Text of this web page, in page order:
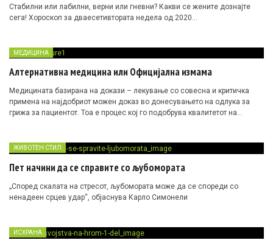
Стабилни или лабилни, верни или гневни? Какви се жените дознајте
сега! Хороскоп за дваесетивтората недела од 2020…
МЕДИЦИНА
Алтернативна медицина или Официјална измама
Медицината базирана на докази – лекување со совесна и критичка
примена на најдобриот можен доказ во донесувањето на одлука за
грижа за пациентот. Тоа е процес кој го подобрува квалитетот на
ЖИВОТЕН СТИЛ
Пет начини да се справите со љубомората
„Според скалата на стресот, љубомората може да се спореди со
ненадеен срцев удар“, објаснува Карло Симонели
ИСХРАНА